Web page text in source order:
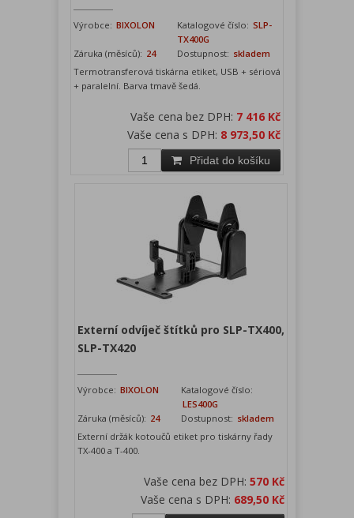
Výrobce: BIXOLON Katalogové číslo: SLP-
TX400G
Záruka (měsíců): 24 Dostupnost: skladem
Termotransferová tiskárna etiket, USB + sériová
+ paralelní. Barva tmavě šedá.
Vaše cena bez DPH: 7 416 Kč
Vaše cena s DPH: 8 973,50 Kč
Přidat do košíku
Externí odvíječ štítků pro SLP-TX400,
SLP-TX420
Výrobce: BIXOLON
Katalogové číslo:
LES400G
Záruka (měsíců): 24 Dostupnost: skladem
Externí držák kotoučů etiket pro tiskárny řady
TX-400 a T-400.
Vaše cena bez DPH:570 Kč
Vaše cena s DPH: 689,50 Kč